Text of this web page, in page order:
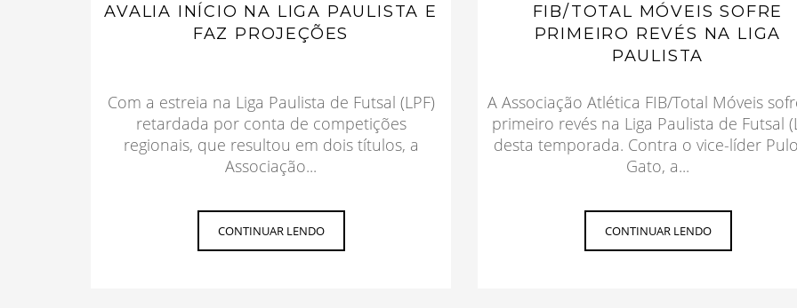
AVALIA INÍCIO NA LIGA PAULISTA E
FAZ PROJEÇÕES
Com a estreia na Liga Paulista de Futsal (LPF)
retardada por conta de competições
regionais, que resultou em dois títulos, a
Associação...
CONTINUAR LENDO
FIB/TOTAL MÓVEIS SOFRE
PRIMEIRO REVÉS NA LIGA
PAULISTA
A Associação Atlética FIB/Total Móveis
primeiro revés na Liga Paulista de Futsal
desta temporada. Contra o vice-líder
Gato, a...
CONTINUAR LENDO